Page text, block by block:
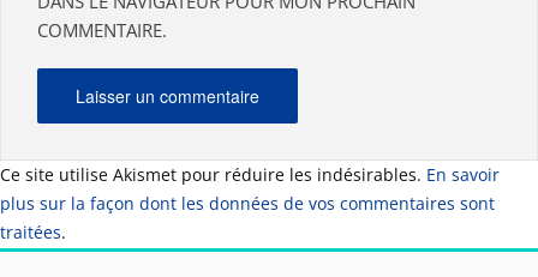
COMMENTAIRE.
Ce site utilise Akismet pour réduire les indésirables. En savoir
plus sur la façon dont les données de vos commentaires sont
traitées.